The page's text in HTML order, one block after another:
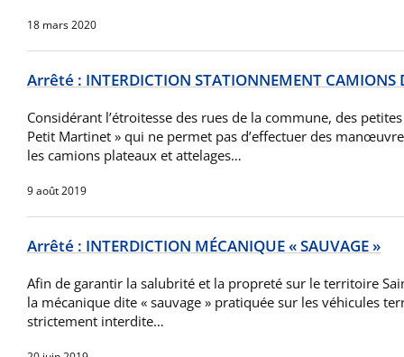
18 mars 2020
Arrêté : INTERDICTION STATIONNEMENT CAMIONS
Considérant l’étroitesse des rues de la commune, des
Petit Martinet » qui ne permet pas d’effectuer des
les camions plateaux et attelages…
9 août 2019
Arrêté : INTERDICTION MÉCANIQUE « SAUVAGE »
Afin de garantir la salubrité et la propreté sur le territoire
la mécanique dite « sauvage » pratiquée sur les véhicules
strictement interdite…